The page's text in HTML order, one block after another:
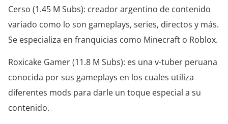
Cerso (1.45 M Subs): creador argentino de contenido
variado como lo son gameplays, series, directos y más.
Se especializa en franquicias como Minecraft o Roblox.
Roxicake Gamer (11.8 M Subs): es una v-tuber peruana
conocida por sus gameplays en los cuales utiliza
diferentes mods para darle un toque especial a su
contenido.